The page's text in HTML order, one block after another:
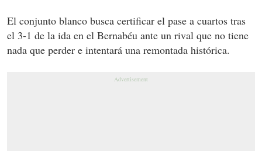
El conjunto blanco busca certificar el pase a cuartos tras
el 3-1 de la ida en el Bernabéu ante un rival que no tiene
nada que perder e intentará una remontada histórica.